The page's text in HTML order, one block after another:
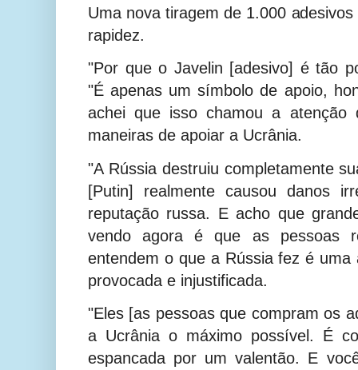
Uma nova tiragem de 1.000
rapidez.
"Por que o Javelin [adesivo] é tão
"É apenas um símbolo de apoio,
achei que isso chamou a atenção
maneiras de apoiar a Ucrânia.
"A Rússia destruiu completamente
[Putin] realmente causou danos
reputação russa. E acho que
vendo agora é que as pessoas
entendem o que a Rússia fez é uma
provocada e injustificada.
"Eles [as pessoas que compram os
a Ucrânia o máximo possível. É
espancada por um valentão. E